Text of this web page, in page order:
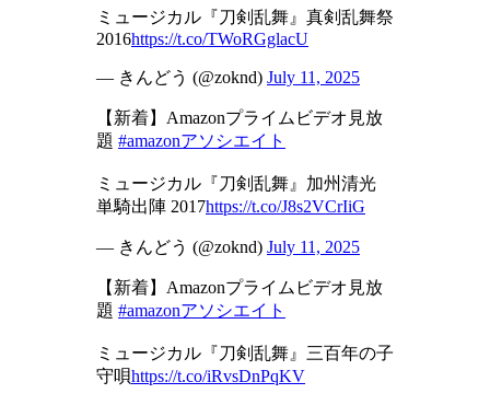
ミュージカル『刀剣乱舞』真剣乱舞祭
2016https://t.co/TWoRGglacU
— きんどう (@zoknd) July 11, 2025
【新着】Amazonプライムビデオ見放
題 #amazonアソシエイト
ミュージカル『刀剣乱舞』加州清光
単騎出陣 2017https://t.co/J8s2VCrIiG
— きんどう (@zoknd) July 11, 2025
【新着】Amazonプライムビデオ見放
題 #amazonアソシエイト
ミュージカル『刀剣乱舞』三百年の子
守唄https://t.co/iRvsDnPqKV